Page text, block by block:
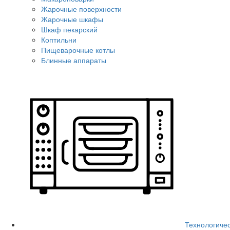
Жарочные поверхности
Жарочные шкафы
Шкаф пекарский
Коптильни
Пищеварочные котлы
Блинные аппараты